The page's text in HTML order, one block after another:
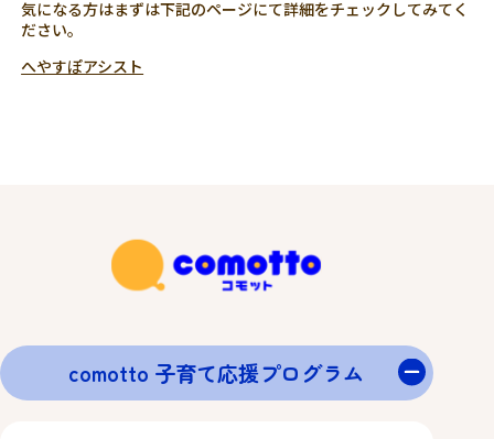
気になる方はまずは下記のページにて詳細をチェックしてみてく
ださい。
へやすぽアシスト
comotto 子育て応援プログラム